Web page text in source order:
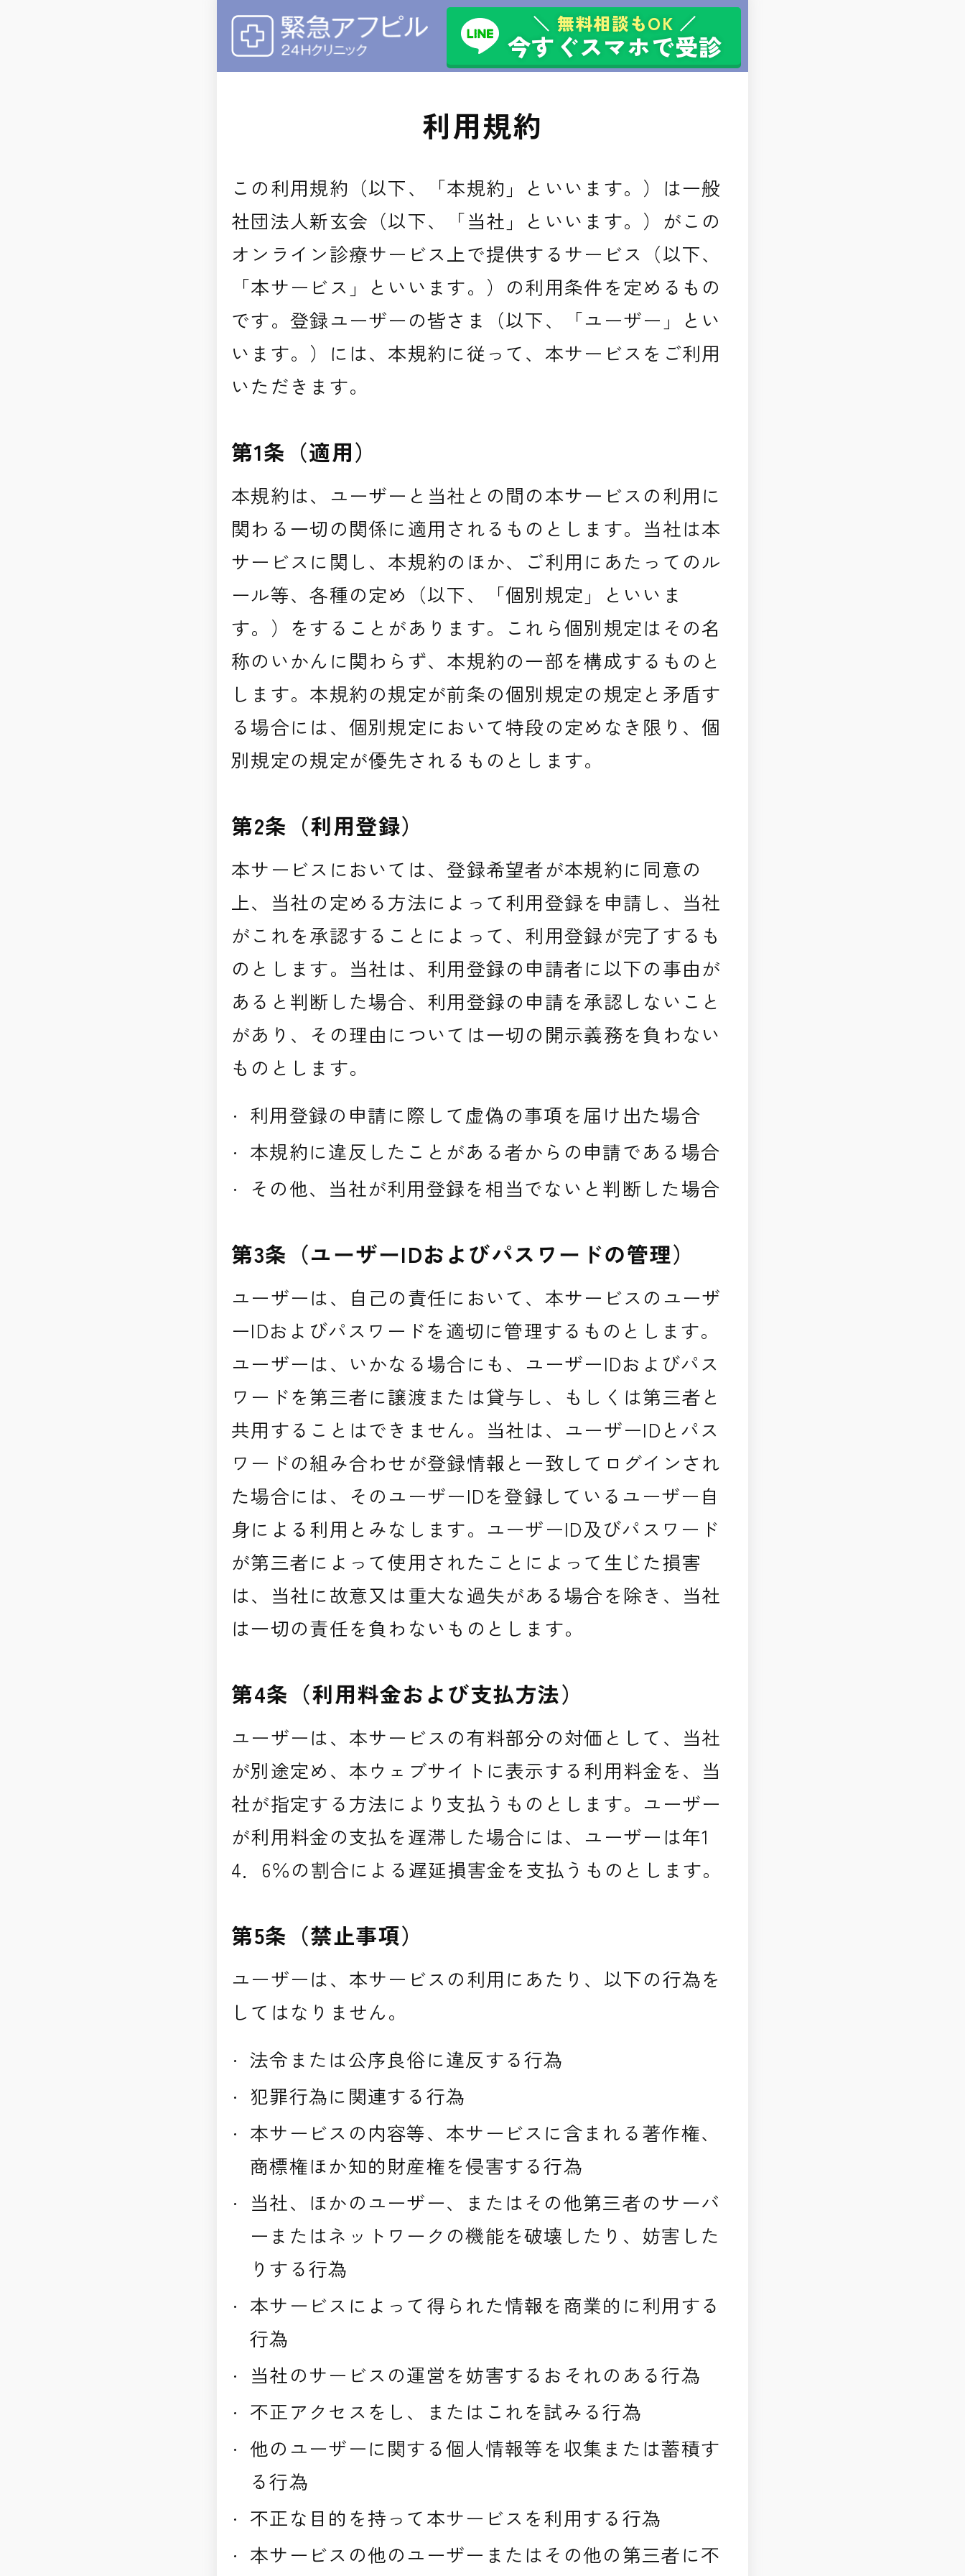
無料相談もOK
今すぐスマホで受診
利用規約
この利用規約（以下、「本規約」といいます。）は一般
社団法人新玄会（以下、「当社」といいます。）がこの
オンライン診療サービス上で提供するサービス（以下、
「本サービス」といいます。）の利用条件を定めるもの
です。登録ユーザーの皆さま（以下、「ユーザー」とい
います。）には、本規約に従って、本サービスをご利用
いただきます。
第1条（適用）
本規約は、ユーザーと当社との間の本サービスの利用に
関わる一切の関係に適用されるものとします。当社は本
サービスに関し、本規約のほか、ご利用にあたってのル
ール等、各種の定め（以下、「個別規定」といいま
す。）をすることがあります。これら個別規定はその名
称のいかんに関わらず、本規約の一部を構成するものと
します。本規約の規定が前条の個別規定の規定と矛盾す
る場合には、個別規定において特段の定めなき限り、個
別規定の規定が優先されるものとします。
第2条（利用登録）
本サービスにおいては、登録希望者が本規約に同意の
上、当社の定める方法によって利用登録を申請し、当社
がこれを承認することによって、利用登録が完了するも
のとします。当社は、利用登録の申請者に以下の事由が
あると判断した場合、利用登録の申請を承認しないこと
があり、その理由については一切の開示義務を負わない
ものとします。
利用登録の申請に際して虚偽の事項を届け出た場合
本規約に違反したことがある者からの申請である場合
その他、当社が利用登録を相当でないと判断した場合
第3条（ユーザーIDおよびパスワードの管理）
ユーザーは、自己の責任において、本サービスのユーザ
ーIDおよびパスワードを適切に管理するものとします。
ユーザーは、いかなる場合にも、ユーザーIDおよびパス
ワードを第三者に譲渡または貸与し、もしくは第三者と
共用することはできません。当社は、ユーザーIDとパス
ワードの組み合わせが登録情報と一致してログインされ
た場合には、そのユーザーIDを登録しているユーザー自
身による利用とみなします。ユーザーID及びパスワード
が第三者によって使用されたことによって生じた損害
は、当社に故意又は重大な過失がある場合を除き、当社
は一切の責任を負わないものとします。
第4条（利用料金および支払方法）
ユーザーは、本サービスの有料部分の対価として、当社
が別途定め、本ウェブサイトに表示する利用料金を、当
社が指定する方法により支払うものとします。ユーザー
が利用料金の支払を遅滞した場合には、ユーザーは年1
4．6％の割合による遅延損害金を支払うものとします。
第5条（禁止事項）
ユーザーは、本サービスの利用にあたり、以下の行為を
してはなりません。
法令または公序良俗に違反する行為
犯罪行為に関連する行為
本サービスの内容等、本サービスに含まれる著作権、
商標権ほか知的財産権を侵害する行為
当社、ほかのユーザー、またはその他第三者のサーバ
ーまたはネットワークの機能を破壊したり、妨害した
りする行為
本サービスによって得られた情報を商業的に利用する
行為
当社のサービスの運営を妨害するおそれのある行為
不正アクセスをし、またはこれを試みる行為
他のユーザーに関する個人情報等を収集または蓄積す
る行為
不正な目的を持って本サービスを利用する行為
本サービスの他のユーザーまたはその他の第三者に不